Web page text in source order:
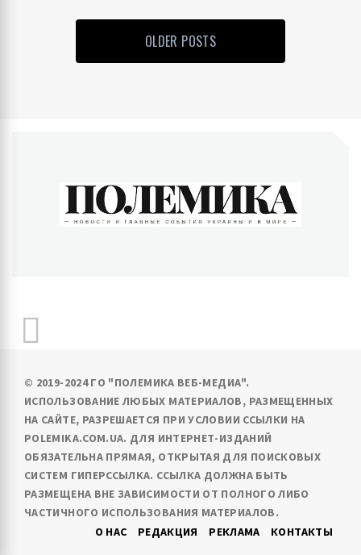
OLDER POSTS
© 2019-2024 ГО "ПОЛЕМИКА ВЕБ-МЕДИА".
ИСПОЛЬЗОВАНИЕ ЛЮБЫХ МАТЕРИАЛОВ, РАЗМЕЩЕННЫХ
НА САЙТЕ, РАЗРЕШАЕТСЯ ПРИ УСЛОВИИ ССЫЛКИ НА
POLEMIKA.COM.UA. ДЛЯ ИНТЕРНЕТ-ИЗДАНИЙ
ОБЯЗАТЕЛЬНА ПРЯМАЯ, ОТКРЫТАЯ ДЛЯ ПОИСКОВЫХ
СИСТЕМ ГИПЕРССЫЛКА. ССЫЛКА ДОЛЖНА БЫТЬ
РАЗМЕЩЕНА ВНЕ ЗАВИСИМОСТИ ОТ ПОЛНОГО ЛИБО
ЧАСТИЧНОГО ИСПОЛЬЗОВАНИЯ МАТЕРИАЛОВ.
О НАС
РЕДАКЦИЯ РЕКЛАМА КОНТАКТЫ